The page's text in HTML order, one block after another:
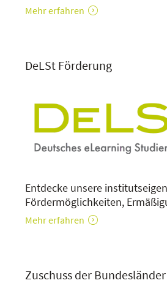
Mehr erfahren
DeLSt Förderung
Entdecke unsere
Fördermöglichkeiten,
Mehr erfahren
Zuschuss der Bundesländer